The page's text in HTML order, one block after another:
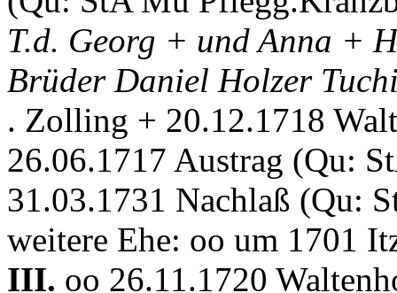
T.d. Georg + und Anna +
Brüder Daniel Holzer
. Zolling + 20.12.1718
26.06.1717 Austrag (Qu:
31.03.1731 Nachlaß (Qu:
weitere Ehe: oo um 1701
III. oo 26.11.1720